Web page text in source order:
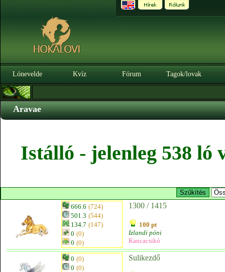
Lónevelde Kvíz Fórum Tagok/lovak
Aravae
Istálló - jelenleg 538 ló
666.6 (724)
501.3 (544)
134.7 (147)
0 (0)
0 (0)
1300 / 1415
100 pt
Izlandi póni
Kancacsikó
0 (0)
0 (0)
Sulikezdő